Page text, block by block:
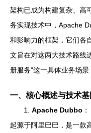
架构已成为构建复杂、高
务实现技术中，Apache
和影响力的框架，它们各
文旨在对这两大技术路线
册服务”这一具体业务场景
一、核心概述与技术基
1. Apache Dubbo ：
起源于阿里巴巴，是一款